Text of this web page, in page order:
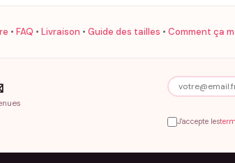
• FAQ • Livraison • Guide des tailles • Comment ça
J'accepte les